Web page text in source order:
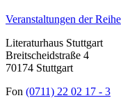
Veranstaltungen der Reihe
Literaturhaus Stuttgart
Breitscheidstraße 4
70174 Stuttgart
Fon (0711) 22 02 17 - 3